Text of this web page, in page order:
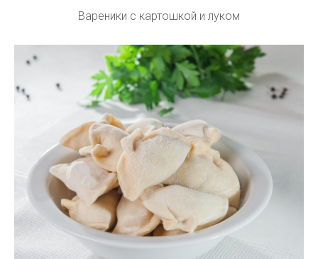
Вареники с картошкой и луком